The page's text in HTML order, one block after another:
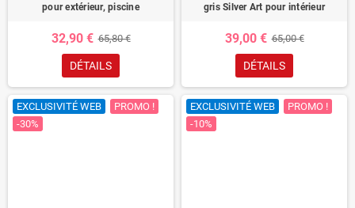
pour extérieur, piscine
32,90 € 65,80 €
DÉTAILS
gris Silver Art pour intérieur
39,00 € 65,00 €
DÉTAILS
EXCLUSIVITÉ WEB
PROMO !
-30%
EXCLUSIVITÉ WEB
PROMO !
-10%